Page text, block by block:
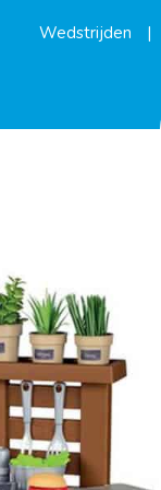
Wedstrijden